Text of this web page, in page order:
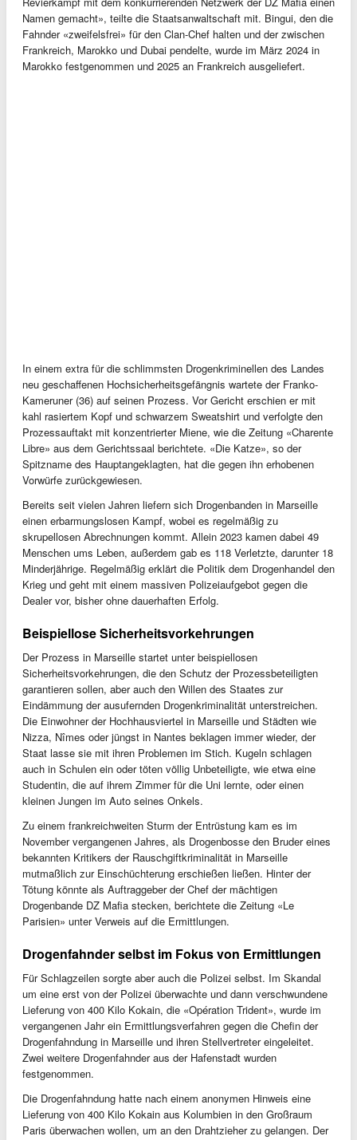
Namen gemacht», teilte die Staatsanwaltschaft mit. Bingui, den die
Fahnder «zweifelsfrei» für den Clan-Chef halten und der zwischen
Frankreich, Marokko und Dubai pendelte, wurde im März 2024 in
Marokko festgenommen und 2025 an Frankreich ausgeliefert.
In einem extra für die schlimmsten Drogenkriminellen des Landes
neu geschaffenen Hochsicherheitsgefängnis wartete der Franko-
Kameruner (36) auf seinen Prozess. Vor Gericht erschien er mit
kahl rasiertem Kopf und schwarzem Sweatshirt und verfolgte den
Prozessauftakt mit konzentrierter Miene, wie die Zeitung «Charente
Libre» aus dem Gerichtssaal berichtete. «Die Katze», so der
Spitzname des Hauptangeklagten, hat die gegen ihn erhobenen
Vorwürfe zurückgewiesen.
Bereits seit vielen Jahren liefern sich Drogenbanden in Marseille
einen erbarmungslosen Kampf, wobei es regelmäßig zu
skrupellosen Abrechnungen kommt. Allein 2023 kamen dabei 49
Menschen ums Leben, außerdem gab es 118 Verletzte, darunter 18
Minderjährige. Regelmäßig erklärt die Politik dem Drogenhandel den
Krieg und geht mit einem massiven Polizeiaufgebot gegen die
Dealer vor, bisher ohne dauerhaften Erfolg.
Beispiellose Sicherheitsvorkehrungen
Der Prozess in Marseille startet unter beispiellosen
Sicherheitsvorkehrungen, die den Schutz der Prozessbeteiligten
garantieren sollen, aber auch den Willen des Staates zur
Eindämmung der ausufernden Drogenkriminalität unterstreichen.
Die Einwohner der Hochhausviertel in Marseille und Städten wie
Nizza, Nîmes oder jüngst in Nantes beklagen immer wieder, der
Staat lasse sie mit ihren Problemen im Stich. Kugeln schlagen
auch in Schulen ein oder töten völlig Unbeteiligte, wie etwa eine
Studentin, die auf ihrem Zimmer für die Uni lernte, oder einen
kleinen Jungen im Auto seines Onkels.
Zu einem frankreichweiten Sturm der Entrüstung kam es im
November vergangenen Jahres, als Drogenbosse den Bruder eines
bekannten Kritikers der Rauschgiftkriminalität in Marseille
mutmaßlich zur Einschüchterung erschießen ließen. Hinter der
Tötung könnte als Auftraggeber der Chef der mächtigen
Drogenbande DZ Mafia stecken, berichtete die Zeitung «Le
Parisien» unter Verweis auf die Ermittlungen.
Drogenfahnder selbst im Fokus von Ermittlungen
Für Schlagzeilen sorgte aber auch die Polizei selbst. Im Skandal
um eine erst von der Polizei überwachte und dann verschwundene
Lieferung von 400 Kilo Kokain, die «Opération Trident», wurde im
vergangenen Jahr ein Ermittlungsverfahren gegen die Chefin der
Drogenfahndung in Marseille und ihren Stellvertreter eingeleitet.
Zwei weitere Drogenfahnder aus der Hafenstadt wurden
festgenommen.
Die Drogenfahndung hatte nach einem anonymen Hinweis eine
Lieferung von 400 Kilo Kokain aus Kolumbien in den Großraum
Paris überwachen wollen, um an den Drahtzieher zu gelangen. Der